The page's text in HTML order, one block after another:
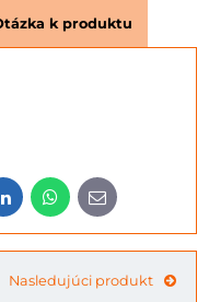
k produktu
LinkedInWhatsApp
E-
mail
Nasledujúci produkt